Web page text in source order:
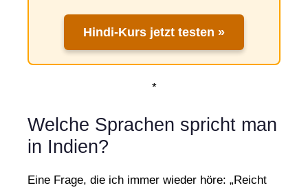
Hindi-Kurs jetzt testen »
*
Welche Sprachen spricht man
in Indien?
Eine Frage, die ich immer wieder höre: „Reicht